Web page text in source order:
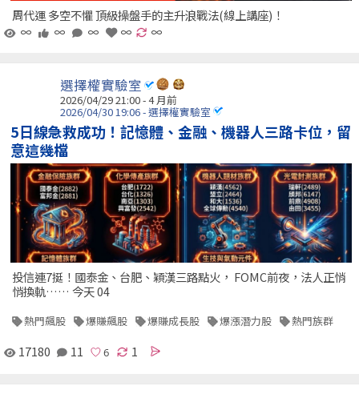
周代運 多空不懼 頂級操盤手的主升浪戰法(線上講座)！
∞
∞ ∞ ∞ ∞
選擇權實驗室
2026/04/29 21:00 - 4 月前
2026/04/30 19:06 - 選擇權實驗室
5日線急救成功！記憶體、金融、機器人三路卡位，留
意這幾檔
投信連7挺！國泰金、台肥、穎漢三路點火， FOMC前夜，法人正悄
悄換軌…… 今天 04
熱門飆股 爆賺飆股 爆賺成長股 爆漲潛力股 熱門族群
17180 11 1